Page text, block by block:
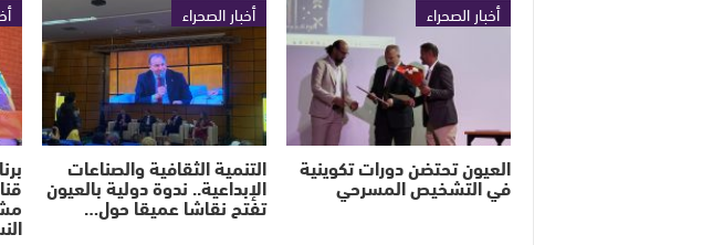
أخبار الصحراء
العيون تحتضن دورات تكوينية
في التشخيص المسرحي
أخبار الصحراء
التنمية الثقافية والصناعات
الإبداعية.. ندوة دولية بالعيون
تفتح نقاشا عميقا حول…